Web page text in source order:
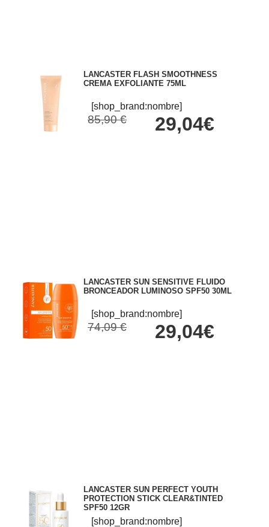
LANCASTER FLASH SMOOTHNESS
CREMA EXFOLIANTE 75ML
[shop_brand:nombre]
85,90 € 29,04€
LANCASTER SUN SENSITIVE FLUIDO
BRONCEADOR LUMINOSO SPF50 30ML
[shop_brand:nombre]
74,09 € 29,04€
LANCASTER SUN PERFECT YOUTH
PROTECTION STICK CLEAR&TINTED
SPF50 12GR
[shop_brand:nombre]